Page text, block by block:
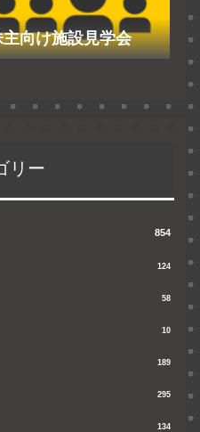
向け施設見学会
リー
854
124
58
10
189
295
134